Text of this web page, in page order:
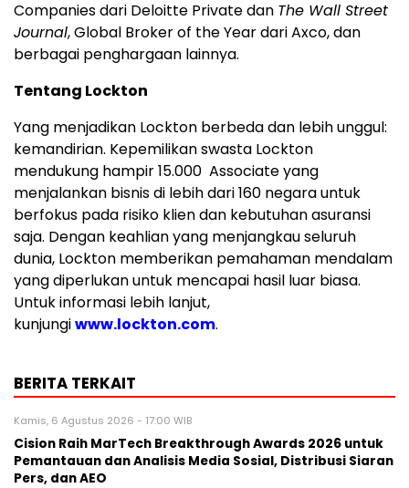
Companies dari Deloitte Private dan The Wall Street
Journal, Global Broker of the Year dari Axco, dan
berbagai penghargaan lainnya.
Tentang Lockton
Yang menjadikan Lockton berbeda dan lebih unggul:
kemandirian. Kepemilikan swasta Lockton
mendukung hampir 15.000 Associate yang
menjalankan bisnis di lebih dari 160 negara untuk
berfokus pada risiko klien dan kebutuhan asuransi
saja. Dengan keahlian yang menjangkau seluruh
dunia, Lockton memberikan pemahaman mendalam
yang diperlukan untuk mencapai hasil luar biasa.
Untuk informasi lebih lanjut,
kunjungiwww.lockton.com.
BERITA TERKAIT
Kamis, 6 Agustus 2026 - 17:00 WIB
Cision Raih MarTech Breakthrough Awards 2026 untuk
Pemantauan dan Analisis Media Sosial, Distribusi Siaran
Pers, dan AEO